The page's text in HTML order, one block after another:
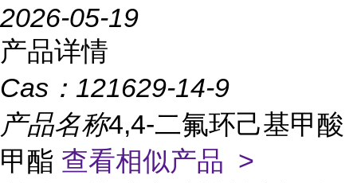
2026-05-19
产品详情
Cas： 121629-14-9
产品名称4,4-二氟环己基甲酸
甲酯 查看相似产品 >